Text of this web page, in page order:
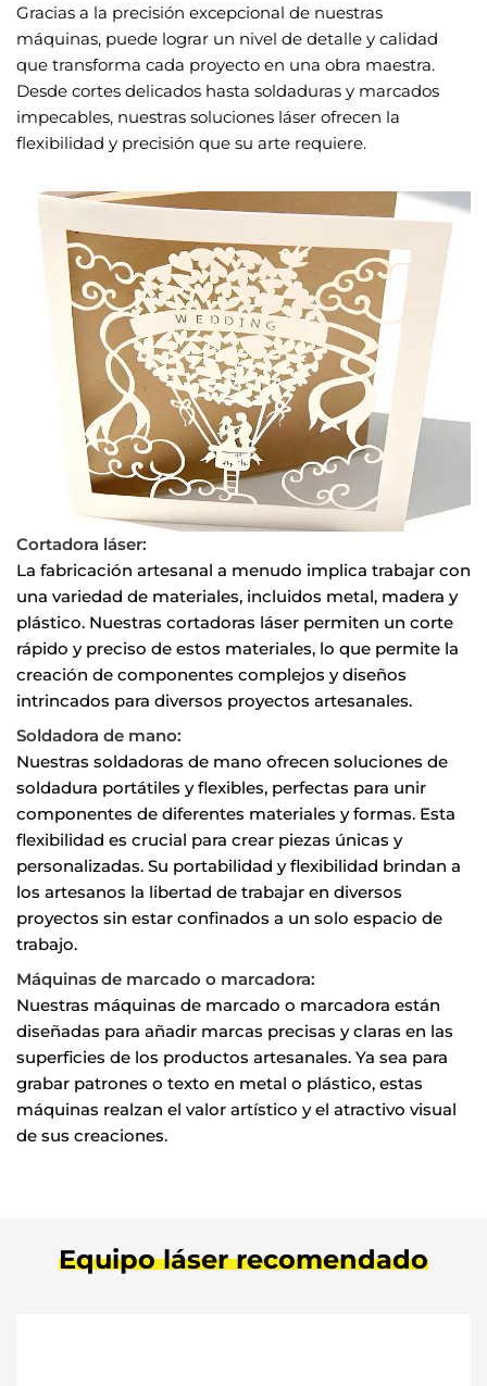
Gracias a la precisión excepcional de nuestras
máquinas, puede lograr un nivel de detalle y calidad
que transforma cada proyecto en una obra maestra.
Desde cortes delicados hasta soldaduras y marcados
impecables, nuestras soluciones láser ofrecen la
flexibilidad y precisión que su arte requiere.
Cortadora láser:
La fabricación artesanal a menudo implica trabajar con
una variedad de materiales, incluidos metal, madera y
plástico. Nuestras cortadoras láser permiten un corte
rápido y preciso de estos materiales, lo que permite la
creación de componentes complejos y diseños
intrincados para diversos proyectos artesanales.
Soldadora de mano:
Nuestras soldadoras de mano ofrecen soluciones de
soldadura portátiles y flexibles, perfectas para unir
componentes de diferentes materiales y formas. Esta
flexibilidad es crucial para crear piezas únicas y
personalizadas. Su portabilidad y flexibilidad brindan a
los artesanos la libertad de trabajar en diversos
proyectos sin estar confinados a un solo espacio de
trabajo.
Máquinas de marcado o marcadora:
Nuestras máquinas de marcado o marcadora están
diseñadas para añadir marcas precisas y claras en las
superficies de los productos artesanales. Ya sea para
grabar patrones o texto en metal o plástico, estas
máquinas realzan el valor artístico y el atractivo visual
de sus creaciones.
Equipo láser recomendado